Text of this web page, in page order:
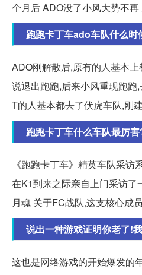
个月后 ADO没了小风大势不再
跑跑卡丁车ado车队什么时
ADO刚解散后,原有的人基本
说退出跑跑,后来小风重现跑
T的人基本都去了伏虎车队,刚
跑跑卡丁车什么车队最厉害
《跑跑卡丁车》精英车队采
在K1到来之际亲自上门采访了
月魂 关于FC战队,这支核心成
说出一种游戏证明你老了!
这也是网络游戏的开始爆发的